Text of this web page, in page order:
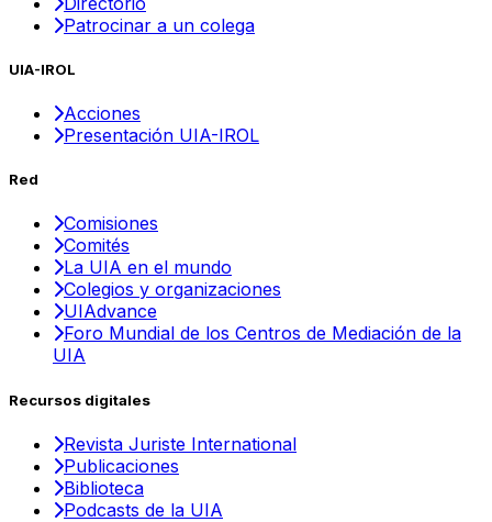
Patrocinar a un colega
UIA-IROL
Acciones
Presentación UIA-IROL
Red
Comisiones
Comités
La UIA en el mundo
Colegios y organizaciones
UIAdvance
Foro Mundial de los Centros de Mediación de la
UIA
Recursos digitales
Revista Juriste International
Publicaciones
Biblioteca
Podcasts de la UIA